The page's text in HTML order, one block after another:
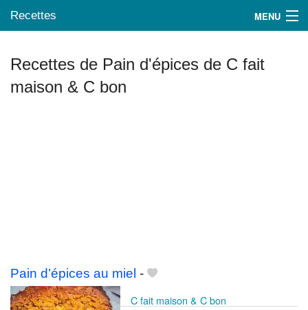
Recettes MENU
Mes blogs préférés
Recettes de Pain d'épices de C fait
maison & C bon
Pain d’épices au miel -
C fait maison & C bon